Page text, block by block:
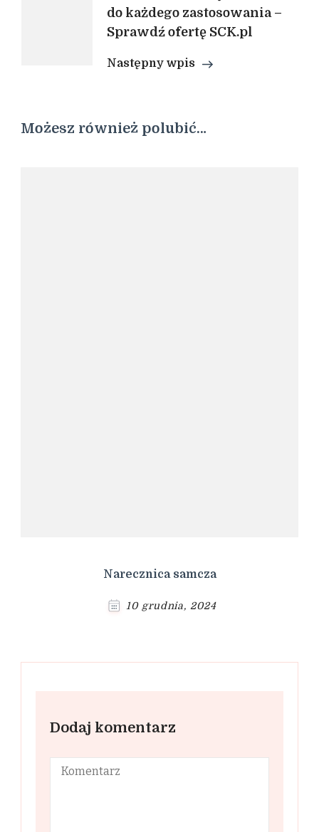
do każdego zastosowania –
Sprawdź ofertę SCK.pl
Następny wpis
Możesz również polubić…
Narecznica samcza
10 grudnia, 2024
Dodaj komentarz